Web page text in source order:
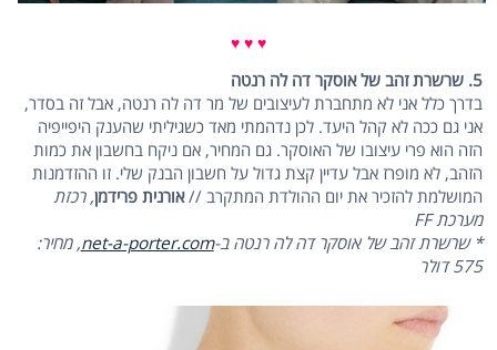
♥ ♥ ♥
5. שרשרת זהב של אוסקר דה לה רנטה
בדרך כלל אני לא מתחברת לעיצובים של מר דה לה רנטה, אבל זה בסדר,
אני גם ככה לא קהל היעד. לכן נדהמתי מאד כשגיליתי שהענק היפייפיה
הזה הוא פרי עיצובו של האוסקר. גם המחיר, אם ניקח בחשבון את כמות
הזהב, לא מופרז אבל עדיין קצת גדול על חשבון הבנק שלי. זו ההזדמנות
המושלמת להזכיר את יום ההולדת המתקרב //אורנית פרידמן, רכזת
מערכת FF
* שרשרת זהב של אוסקר דה לה רנטה ב-net-a-porter.com, מחיר:
575 דולר